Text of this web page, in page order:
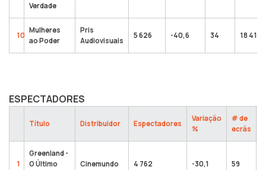
Verdade
10
Mulheres
ao Poder
Pris
Audiovisuais
5 626 -40,6 34 18 410
ESPECTADORES
Título Distribuidor Espectadores
Variação
%
# de
ecrãs
1
Greenland -
O Último
Cinemundo 4 762 -30,1 59